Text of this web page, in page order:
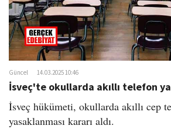
Güncel 14.03.2025 10:46
İsveç'te okullarda akıllı telefon
İsveç hükümeti, okullarda akıllı cep
yasaklanması kararı aldı.